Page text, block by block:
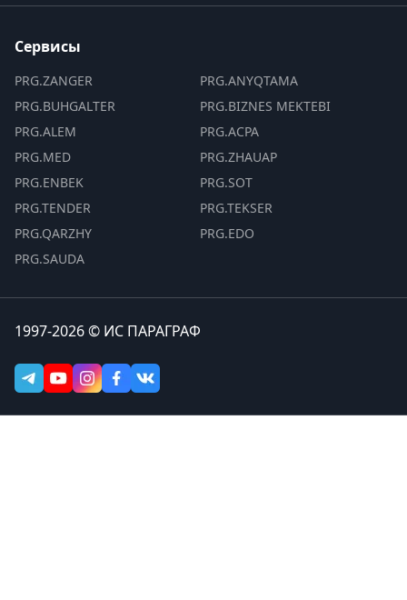
Сервисы
PRG.ZANGER
PRG.BUHGALTER
PRG.ALEM
PRG.MED
PRG.ENBEK
PRG.TENDER
PRG.QARZHY
PRG.SAUDA
PRG.ANYQTAMA
PRG.BIZNES MEKTEBI
PRG.ACPA
PRG.ZHAUAP
PRG.SOT
PRG.TEKSER
PRG.EDO
1997-2026 © ИС ПАРАГРАФ